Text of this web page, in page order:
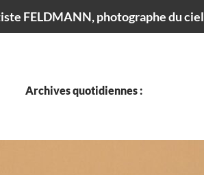
FELDMANN, photographe du ciel
Archives quotidiennes :